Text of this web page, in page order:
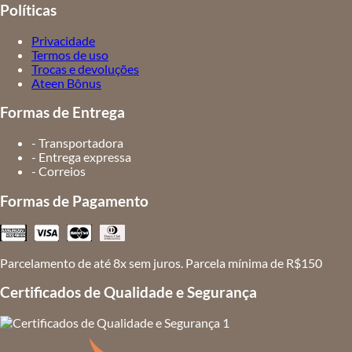
Políticas
Privacidade
Termos de uso
Trocas e devoluções
Ateen Bônus
Formas de Entrega
- Transportadora
- Entrega expressa
- Correios
Formas de Pagamento
Parcelamento de até 8x sem juros. Parcela mínima de R$150
Certificados de Qualidade e Segurança